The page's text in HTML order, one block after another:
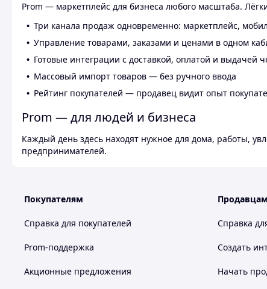
Prom — маркетплейс для бизнеса любого масштаба.
Три канала продаж одновременно: маркетплейс,
Управление товарами, заказами и ценами в одном
Готовые интеграции с доставкой, оплатой и выдачей
Массовый импорт товаров — без ручного ввода
Рейтинг покупателей — продавец видит опыт
Prom — для людей и бизнеса
Каждый день здесь находят нужное для дома, работы,
предпринимателей.
Покупателям
Справка для покупателей
Prom-поддержка
Акционные предложения
Продавцам
Справка
Создать
Начать